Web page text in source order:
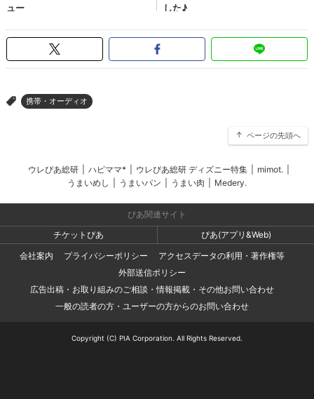
> 携帯・オーディオ
ページの先頭へ
ウレぴあ総研 ハピママ* ウレぴあ総研 ディズニー特集 mimot.
うまいめし
うまいパン うまい肉 Medery.
ぴあ関連サイト
チケットぴあ
ぴあ(アプリ&Web)
会社案内
プライバシーポリシー
アクセスデータの利用・著作権等
外部送信ポリシー
広告出稿・お取り組みのご相談・情報掲載・その他お問い合わせ
一般の読者の方・ユーザーの方からのお問い合わせ
Copyright (C) PIA Corporation. All Rights Reserved.